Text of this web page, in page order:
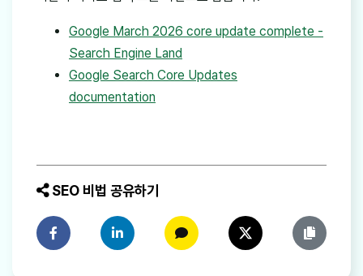
Google March 2026 core update complete -
Search Engine Land
Google Search Core Updates
documentation
SEO 비법 공유하기
페이스북에 공유하기링크드인에 공유하기카카오톡에 공유하기트위터에 공유하기링크 복사